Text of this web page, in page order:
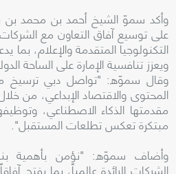
وأكد سموّ الشيخ أحمد بن محمد
على توسيع آفاق التعاون مع الشركات
التكنولوجيا المتقدمة والإعلام، بما
ويعزز تنافسية الإمارة على الساحة
وقال سموّه: "تواصل دبي ترسيخ
المحتوى والاقتصاد الإبداعي، من
مقدمتها الذكاء الاصطناعي،
مبتكرة تعكس تطلعات المستقبل".
وأضاف سموّه: "نؤمن بأهمية
الشركات الرائدة عالمياً، بما يفتح